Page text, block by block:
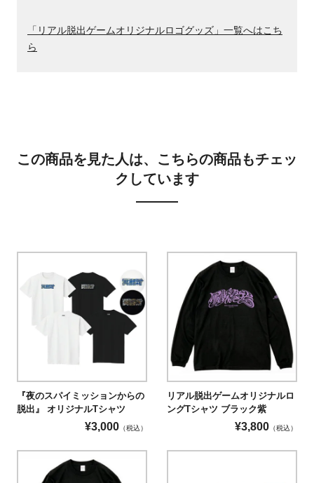
「リアル脱出ゲームオリジナルロゴグッズ」一覧へはこち
ら
この商品を見た人は、こちらの商品もチェッ
クしています
『夜のスパイミッションからの
脱出』 オリジナルTシャツ
¥3,000 （税込）
リアル脱出ゲームオリジナルロ
ングTシャツ ブラック紫
¥3,800 （税込）